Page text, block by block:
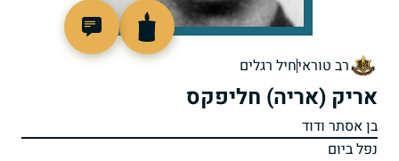
רב טוראיחיל רגלים
אריק (אריה) חליפקס
בן אסתר ודוד
נפל ביום